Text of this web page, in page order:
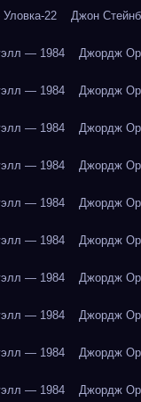
22 Джон
— 1984 Джордж
— 1984 Джордж
— 1984 Джордж
— 1984 Джордж
— 1984 Джордж
— 1984 Джордж
— 1984 Джордж
— 1984 Джордж
— 1984 Джордж
— 1984 Джордж